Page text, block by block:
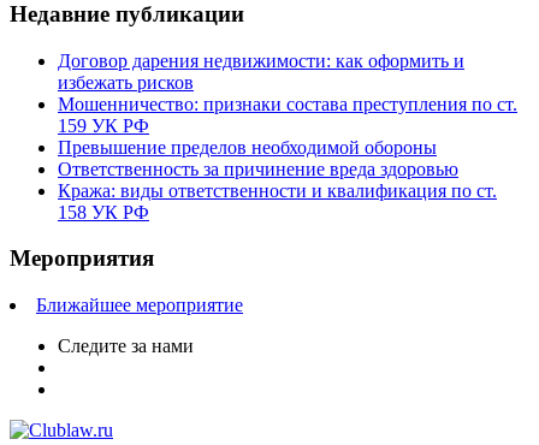
Недавние публикации
Договор дарения недвижимости: как оформить и
избежать рисков
Мошенничество: признаки состава преступления по ст.
159 УК РФ
Превышение пределов необходимой обороны
Ответственность за причинение вреда здоровью
Кража: виды ответственности и квалификация по ст.
158 УК РФ
Мероприятия
Ближайшее мероприятие
Следите за нами